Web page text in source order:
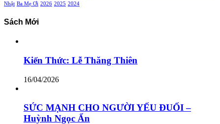
Nhật Ba Mẹ Ơi 2026 2025 2024
Sách Mới
Kiến Thức: Lễ Thăng Thiên
16/04/2026
SỨC MẠNH CHO NGƯỜI YẾU ĐUỐI –
Huỳnh Ngọc Ẩn